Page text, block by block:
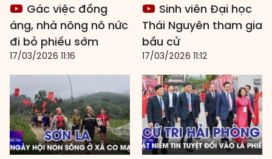
Gác việc đồng
áng, nhà nông nô nức
đi bỏ phiếu sớm
17/03/2026 11:16
Sinh viên Đại học
Thái Nguyên tham gia
bầu cử
17/03/2026 11:12